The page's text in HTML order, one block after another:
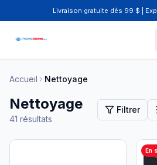
Livraison gratuite dès 99 $ |
Accueil Nettoyage
Nettoyage
41 résultats
Filtrer
En